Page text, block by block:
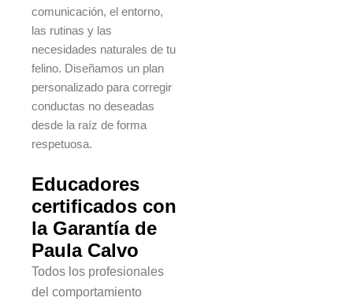
comunicación, el entorno,
las rutinas y las
necesidades naturales de tu
felino. Diseñamos un plan
personalizado para corregir
conductas no deseadas
desde la raíz de forma
respetuosa.
Educadores
certificados con
la Garantía de
Paula Calvo
Todos los profesionales
del comportamiento